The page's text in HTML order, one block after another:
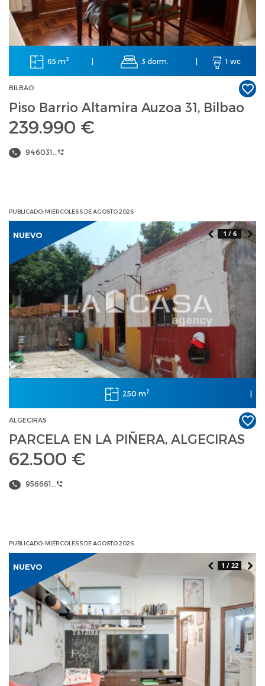
65 m2 3 dorm. 1 wc
BILBAO
Piso Barrio Altamira Auzoa 31, Bilbao
239.990 €
946031...
PUBLICADO: MIÉRCOLES 5 DE AGOSTO 2026
NUEVO 1 / 6
250 m2 |
ALGECIRAS
PARCELA EN LA PIÑERA, ALGECIRAS
62.500 €
956661...
PUBLICADO: MIÉRCOLES 5 DE AGOSTO 2026
NUEVO 1 / 22